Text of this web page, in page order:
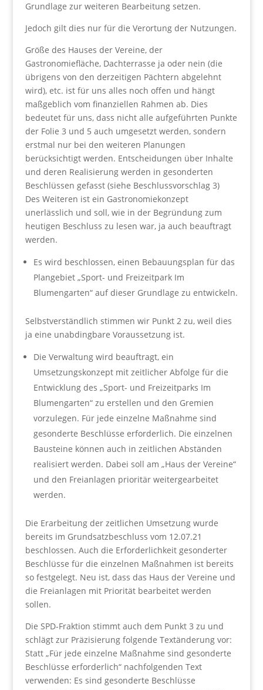
Grundlage zur weiteren Bearbeitung setzen.
Jedoch gilt dies nur für die Verortung der Nutzungen.
Größe des Hauses der Vereine, der
Gastronomiefläche, Dachterrasse ja oder nein (die
übrigens von den derzeitigen Pächtern abgelehnt
wird), etc. ist für uns alles noch offen und hängt
maßgeblich vom finanziellen Rahmen ab. Dies
bedeutet für uns, dass nicht alle aufgeführten Punkte
der Folie 3 und 5 auch umgesetzt werden, sondern
erstmal nur bei den weiteren Planungen
berücksichtigt werden. Entscheidungen über Inhalte
und deren Realisierung werden in gesonderten
Beschlüssen gefasst (siehe Beschlussvorschlag 3)
Des Weiteren ist ein Gastronomiekonzept
unerlässlich und soll, wie in der Begründung zum
heutigen Beschluss zu lesen war, ja auch beauftragt
werden.
Es wird beschlossen, einen Bebauungsplan für das
Plangebiet „Sport- und Freizeitpark Im
Blumengarten“ auf dieser Grundlage zu entwickeln.
Selbstverständlich stimmen wir Punkt 2 zu, weil dies
ja eine unabdingbare Voraussetzung ist.
Die Verwaltung wird beauftragt, ein
Umsetzungskonzept mit zeitlicher Abfolge für die
Entwicklung des „Sport- und Freizeitparks Im
Blumengarten“ zu erstellen und den Gremien
vorzulegen. Für jede einzelne Maßnahme sind
gesonderte Beschlüsse erforderlich. Die einzelnen
Bausteine können auch in zeitlichen Abständen
realisiert werden. Dabei soll am „Haus der Vereine“
und den Freianlagen prioritär weitergearbeitet
werden.
Die Erarbeitung der zeitlichen Umsetzung wurde
bereits im Grundsatzbeschluss vom 12.07.21
beschlossen. Auch die Erforderlichkeit gesonderter
Beschlüsse für die einzelnen Maßnahmen ist bereits
so festgelegt. Neu ist, dass das Haus der Vereine und
die Freianlagen mit Priorität bearbeitet werden
sollen.
Die SPD-Fraktion stimmt auch dem Punkt 3 zu und
schlägt zur Präzisierung folgende Textänderung vor:
Statt „Für jede einzelne Maßnahme sind gesonderte
Beschlüsse erforderlich“ nachfolgenden Text
verwenden: Es sind gesonderte Beschlüsse